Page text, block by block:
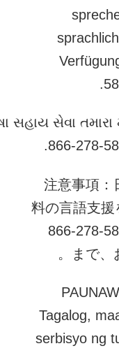
સહાય સેવા
866-278-
注意事項：
料の言語支
866-278-
まで、
Tagalog,
serbisyo ng